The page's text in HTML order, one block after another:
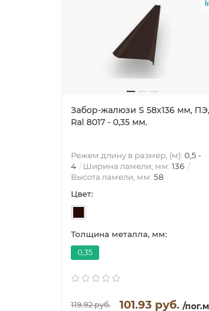
Забор-жалюзи S 58х136 мм, ПЭ,
Ral 8017 - 0,35 мм.
Режем длину в размер, (м): 0,5 -
4
Ширина ламели, мм: 136
Высота ламели, мм: 58
Цвет:
Толщина металла, мм:
0,35
119.92 руб. 101.93 руб. /пог.м